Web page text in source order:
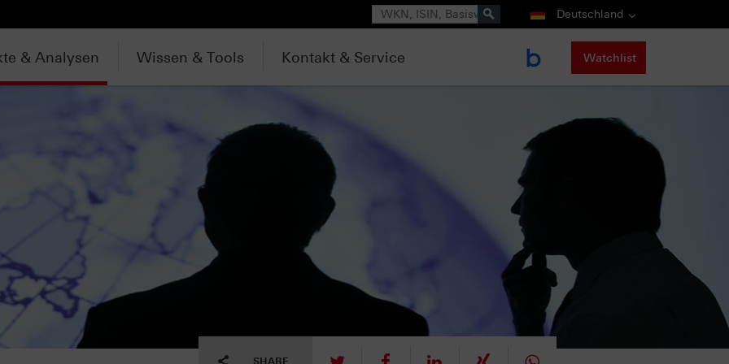
Suche Deutschland
& Analysen Wissen & Tools Kontakt & Service Watchlist
SHARE tweet mitteilen